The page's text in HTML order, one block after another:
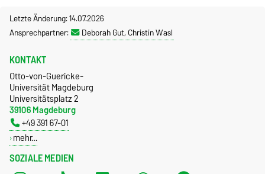
Letzte Änderung: 14.07.2026
Ansprechpartner:
Deborah Gut, Christin Wasl
SOZIALE MEDIEN
KONTAKT
Otto-von-Guericke-
Universität Magdeburg
Universitätsplatz 2
39106 Magdeburg
+49 391 67-01
mehr…